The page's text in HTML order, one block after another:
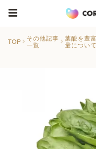
TOP
その他記事
一覧
葉酸を豊
量につい